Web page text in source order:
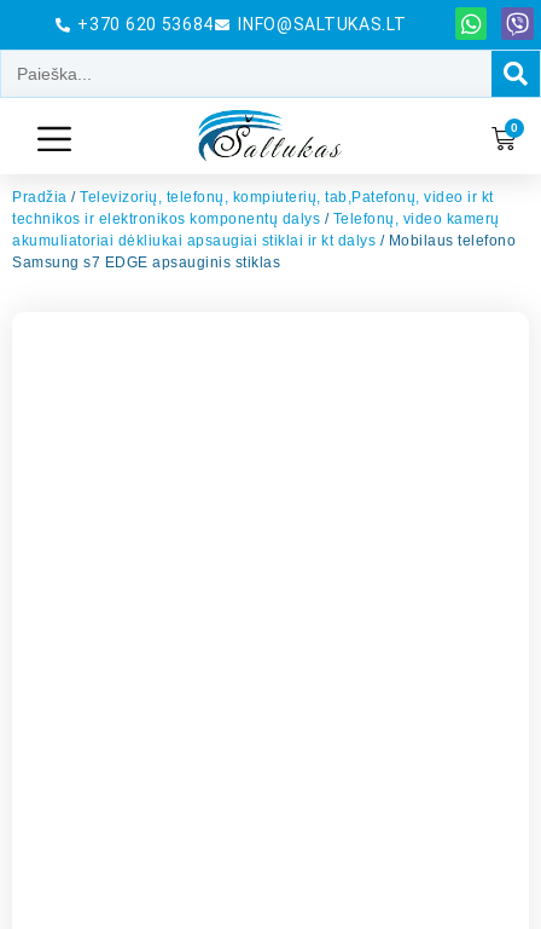
+370 620 53684 INFO@SALTUKAS.LT
0
Pradžia / Televizorių, telefonų, kompiuterių, tab,Patefonų, video ir kt
technikos ir elektronikos komponentų dalys / Telefonų, video kamerų
akumuliatoriai dėkliukai apsaugiai stiklai ir kt dalys / Mobilaus telefono
Samsung s7 EDGE apsauginis stiklas